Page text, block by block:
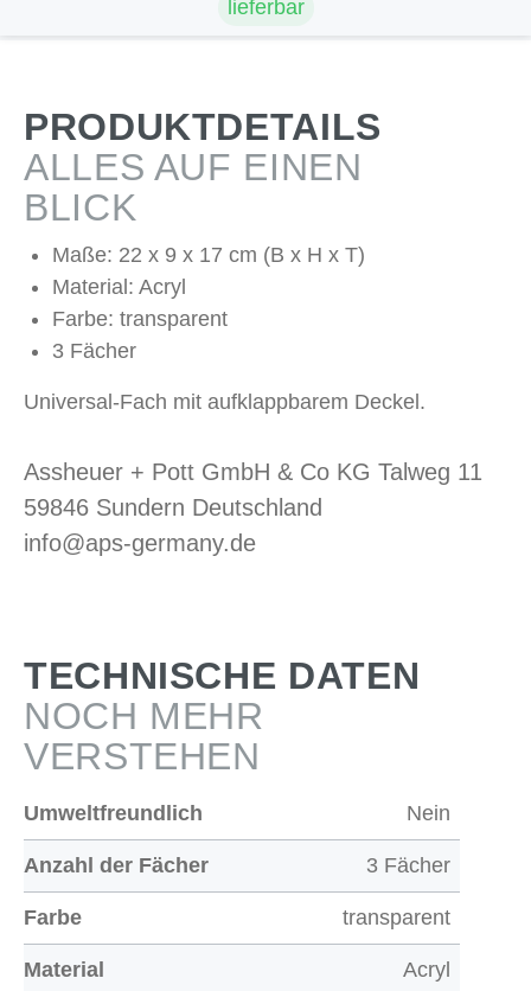
lieferbar
PRODUKTDETAILS
ALLES AUF EINEN
BLICK
Maße: 22 x 9 x 17 cm (B x H x T)
Material: Acryl
Farbe: transparent
3 Fächer
Universal-Fach mit aufklappbarem Deckel.
Assheuer + Pott GmbH & Co KG Talweg 11
59846 Sundern Deutschland
info@aps-germany.de
TECHNISCHE DATEN
NOCH MEHR
VERSTEHEN
Umweltfreundlich Nein
Anzahl der Fächer 3 Fächer
Farbe transparent
Material Acryl